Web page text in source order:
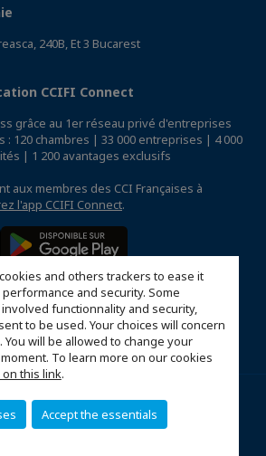
and others trackers to ease it
and security. Some
functionnality and security,
to be used. Your choices will concern
will be allowed to change your
To learn more on our cookies
on this link.
Accept the essentials
240B, Et 3 Bucarest
CCIFI Connect
grâce au 1er réseau privé d'entreprises
: 120 chambres | 33 000 entreprises | 4 000
| 1 200 avantages exclusifs
aux membres des CCI Françaises à
l'app CCIFI Connect.